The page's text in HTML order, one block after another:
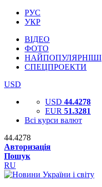
РУС
УКР
ВІДЕО
ФОТО
НАЙПОПУЛЯРНІШІ
СПЕЦПРОЕКТИ
USD
USD 44.4278
EUR 51.3281
Всі курси валют
44.4278
Авторизація
Пошук
RU